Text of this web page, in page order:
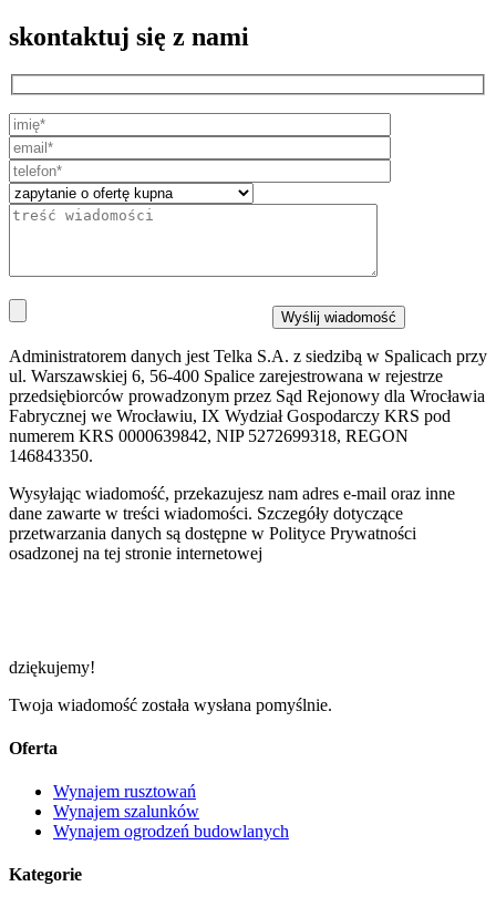
skontaktuj się z nami
Administratorem danych jest Telka S.A. z siedzibą w Spalicach przy
ul. Warszawskiej 6, 56-400 Spalice zarejestrowana w rejestrze
przedsiębiorców prowadzonym przez Sąd Rejonowy dla Wrocławia
Fabrycznej we Wrocławiu, IX Wydział Gospodarczy KRS pod
numerem KRS 0000639842, NIP 5272699318, REGON
146843350.
Wysyłając wiadomość, przekazujesz nam adres e-mail oraz inne
dane zawarte w treści wiadomości. Szczegóły dotyczące
przetwarzania danych są dostępne w Polityce Prywatności
osadzonej na tej stronie internetowej
dziękujemy!
Twoja wiadomość została wysłana pomyślnie.
Oferta
Wynajem rusztowań
Wynajem szalunków
Wynajem ogrodzeń budowlanych
Kategorie